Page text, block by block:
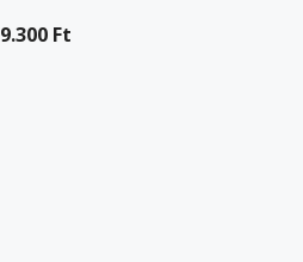
9.300 Ft